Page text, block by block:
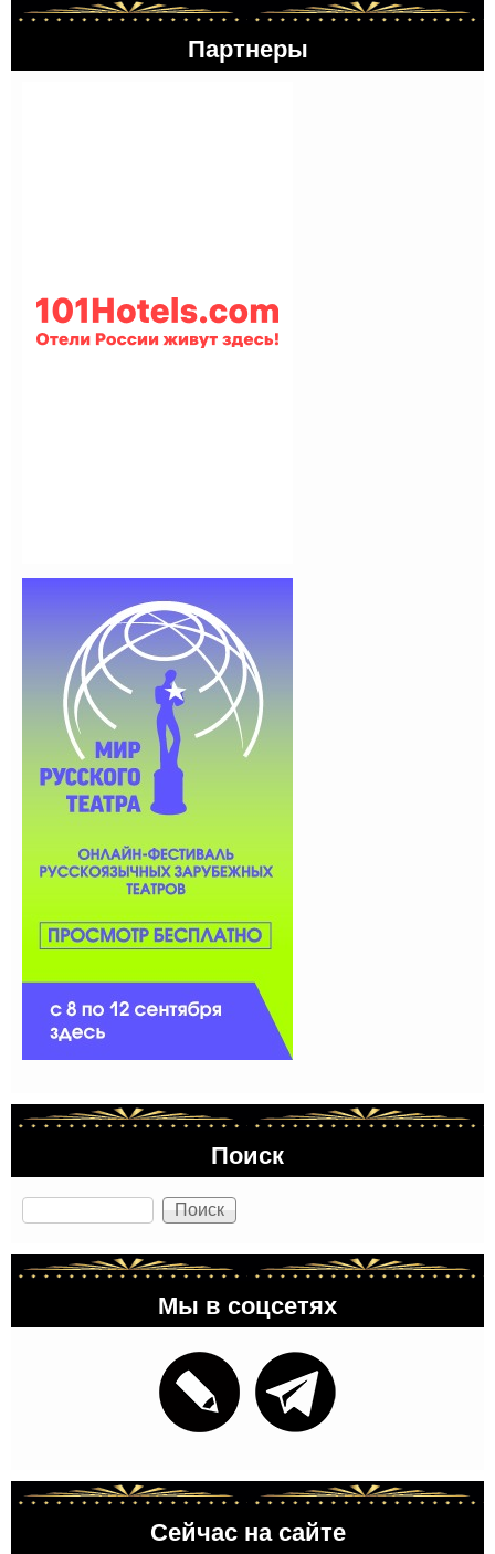
Партнеры
Поиск
Поиск
Мы в соцсетях
Сейчас на сайте